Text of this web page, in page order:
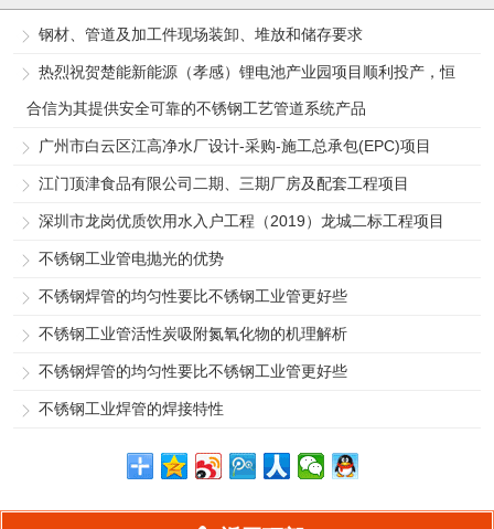
钢材、管道及加工件现场装卸、堆放和储存要求
热烈祝贺楚能新能源（孝感）锂电池产业园项目顺利投产，恒
合信为其提供安全可靠的不锈钢工艺管道系统产品
广州市白云区江高净水厂设计-采购-施工总承包(EPC)项目
江门顶津食品有限公司二期、三期厂房及配套工程项目
深圳市龙岗优质饮用水入户工程（2019）龙城二标工程项目
不锈钢工业管电抛光的优势
不锈钢焊管的均匀性要比不锈钢工业管更好些
不锈钢工业管活性炭吸附氮氧化物的机理解析
不锈钢焊管的均匀性要比不锈钢工业管更好些
不锈钢工业焊管的焊接特性